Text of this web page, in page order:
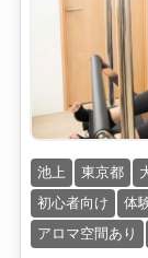
池上 東京都
初心者向け
体
アロマ空間あり